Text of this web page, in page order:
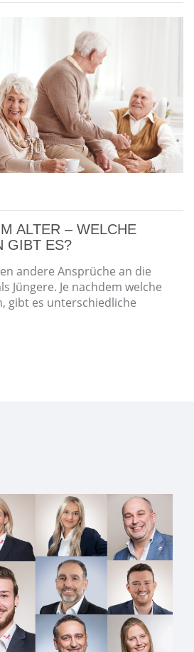
ALTER – WELCHE
GIBT ES?
andere Ansprüche an die
Jüngere. Je nachdem welche
gibt es unterschiedliche